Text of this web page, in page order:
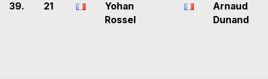
39. 21
Yohan
Rossel
Arnaud
Dunand